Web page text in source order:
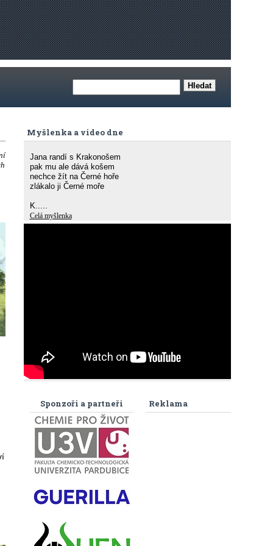
Myšlenka a video dne
Jana randí s Krakonošem
pak mu ale dává košem
nechce žít na Černé hoře
zlákalo ji Černé moře
K.....
Celá myšlenka
Reklama
Sponzoři a partneři